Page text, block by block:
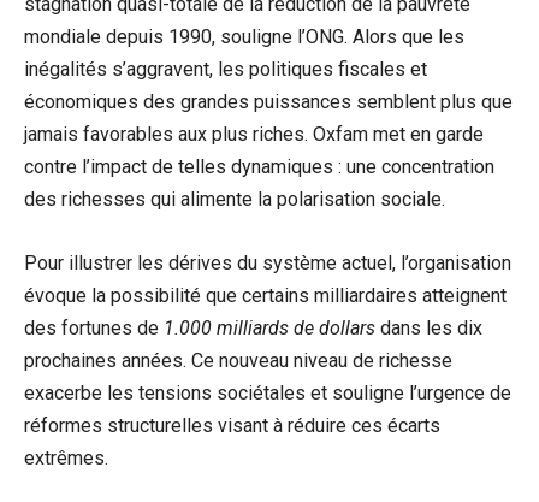
mondiale depuis 1990, souligne l’ONG. Alors que les
inégalités s’aggravent, les politiques fiscales et
économiques des grandes puissances semblent plus que
jamais favorables aux plus riches. Oxfam met en garde
contre l’impact de telles dynamiques : une concentration
des richesses qui alimente la polarisation sociale.
Pour illustrer les dérives du système actuel, l’organisation
évoque la possibilité que certains milliardaires atteignent
des fortunes de 1.000 milliards de dollars dans les dix
prochaines années. Ce nouveau niveau de richesse
exacerbe les tensions sociétales et souligne l’urgence de
réformes structurelles visant à réduire ces écarts
extrêmes.